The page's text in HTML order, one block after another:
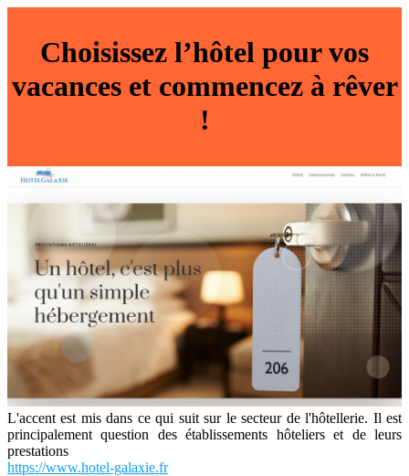
Choisissez l’hôtel pour vos
vacances et commencez à rêver
!
L'accent est mis dans ce qui suit sur le secteur de l'hôtellerie. Il est
principalement question des établissements hôteliers et de leurs
prestations
https://www.hotel-galaxie.fr